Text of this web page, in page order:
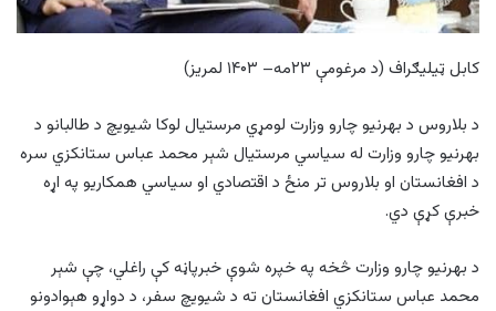
کابل ټيليګراف (د مرغومې ۲۳مه– ۱۴۰۳ لمريز)
د بلاروس د بهرنیو چارو وزارت لومړي مرستیال لوکا شیویچ د طالبانو د
بهرنیو چارو وزارت له سیاسي مرستیال شېر محمد عباس ستانکزي سره
د افغانستان او بلاروس تر منځ د اقتصادي او سیاسي همکاریو په اړه
خبرې کړې دي.
د بهرنیو چارو وزارت څخه په خپره شوې خبرپاڼه کې راغلي، چې شېر
محمد عباس ستانکزي افغانستان ته د شیویچ سفر، د دواړو هېوادونو